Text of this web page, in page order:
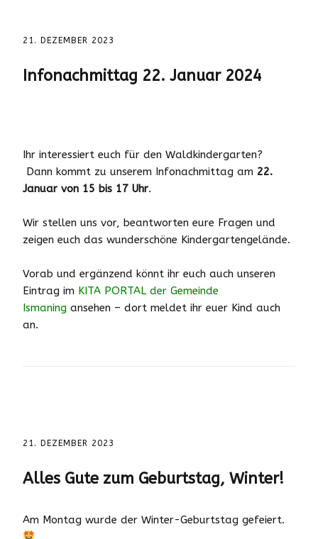
21. DEZEMBER 2023
Infonachmittag 22. Januar 2024
Ihr interessiert euch für den Waldkindergarten?
Dann kommt zu unserem Infonachmittag am 22.
Januar von 15 bis 17 Uhr.
Wir stellen uns vor, beantworten eure Fragen und
zeigen euch das wunderschöne Kindergartengelände.
Vorab und ergänzend könnt ihr euch auch unseren
Eintrag im KITA PORTAL der Gemeinde
Ismaning ansehen – dort meldet ihr euer Kind auch
an.
21. DEZEMBER 2023
Alles Gute zum Geburtstag, Winter!
Am Montag wurde der Winter-Geburtstag gefeiert.